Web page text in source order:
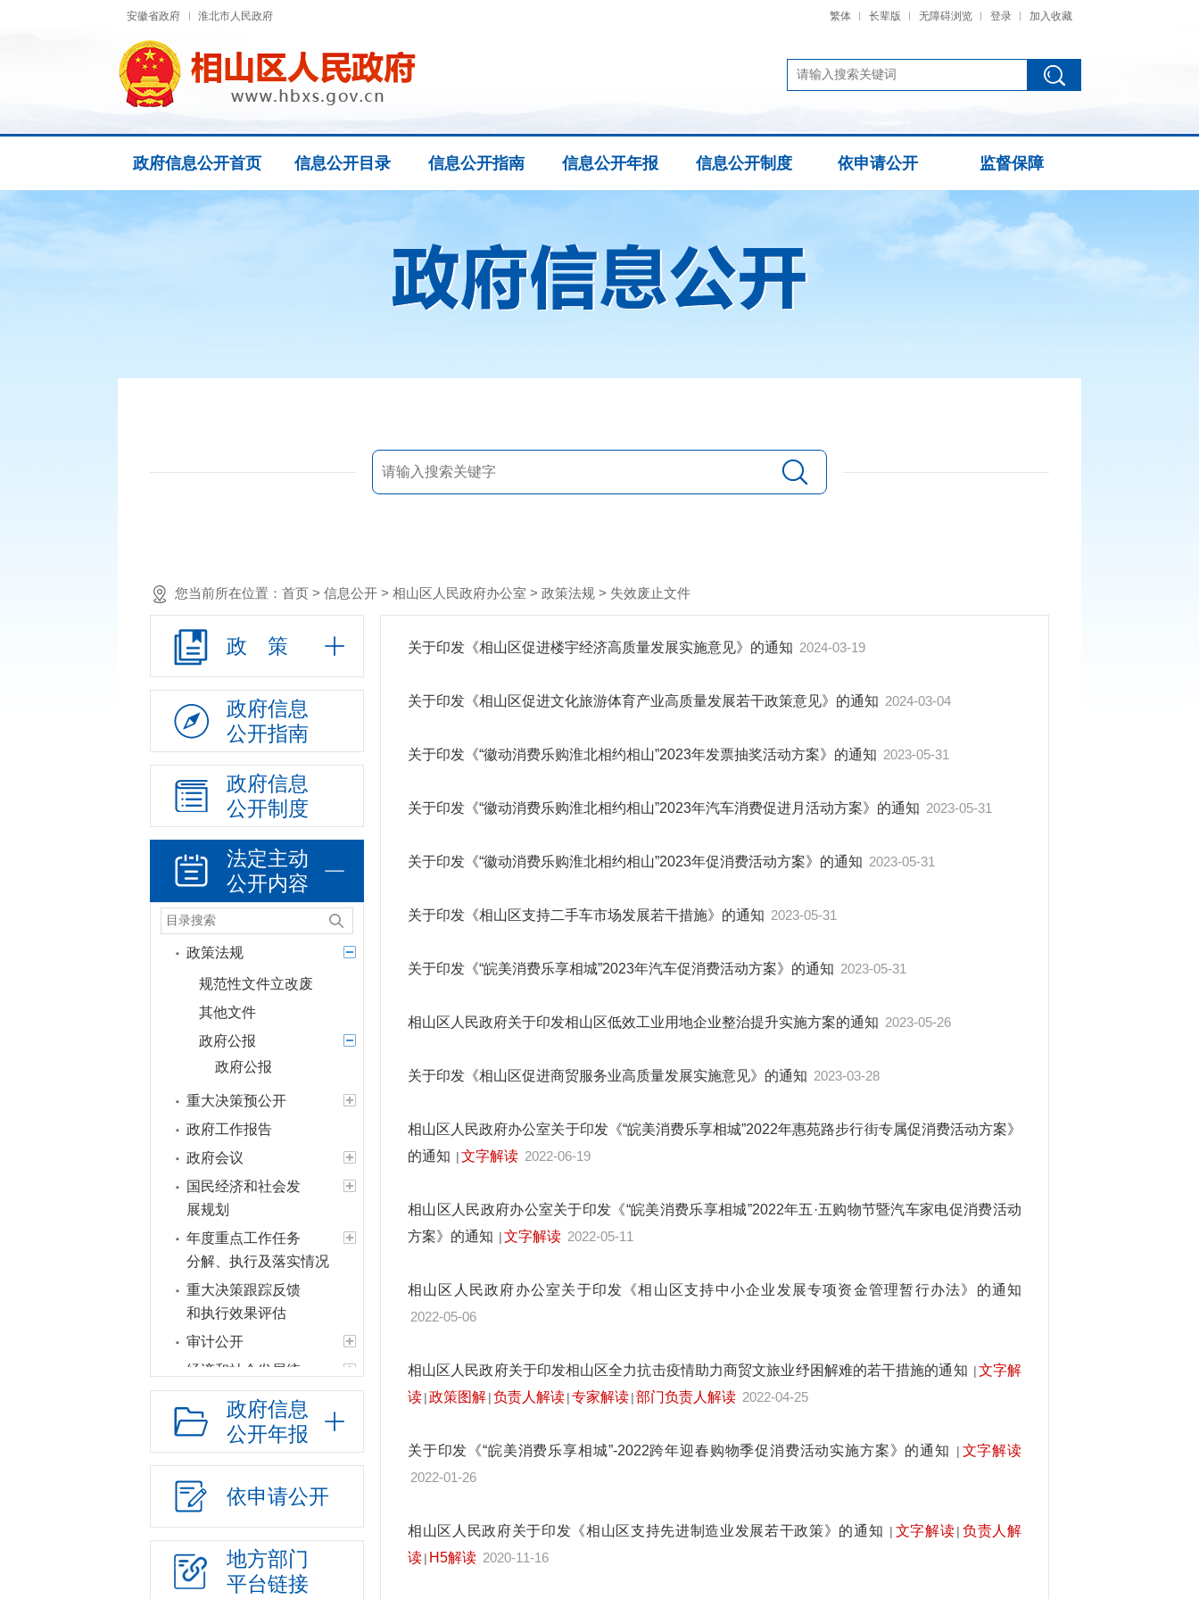
安徽省政府 淮北市人民政府 繁体 长辈版 无障碍浏览 登录 加入收藏
政府信息公开首页 信息公开目录 信息公开指南 信息公开年报 信息公开制度 依申请公开 监督保障
您当前所在位置： 首页 > 信息公开 > 相山区人民政府办公室 > 政策法规 > 失效废止文件
政 策
政府信息
公开指南
政府信息
公开制度
法定主动
公开内容
政策法规
规范性文件立改废
其他文件
政府公报
政府公报
重大决策预公开
政府工作报告
政府会议
国民经济和社会发
展规划
年度重点工作任务
分解、执行及落实情况
重大决策跟踪反馈
和执行效果评估
审计公开
经济和社会发展统
计信息
建议提案办理
政府领导
政府机构
人事信息
应急管理
政府集中采购
政府信息
公开年报
依申请公开
地方部门
平台链接
关于印发《相山区促进楼宇经济高质量发展实施意见》的通知 2024-03-19
关于印发《相山区促进文化旅游体育产业高质量发展若干政策意见》的通知 2024-03-04
关于印发《“徽动消费乐购淮北相约相山”2023年发票抽奖活动方案》的通知 2023-05-31
关于印发《“徽动消费乐购淮北相约相山”2023年汽车消费促进月活动方案》的通知 2023-05-31
关于印发《“徽动消费乐购淮北相约相山”2023年促消费活动方案》的通知 2023-05-31
关于印发《相山区支持二手车市场发展若干措施》的通知 2023-05-31
关于印发《“皖美消费乐享相城”2023年汽车促消费活动方案》的通知 2023-05-31
相山区人民政府关于印发相山区低效工业用地企业整治提升实施方案的通知 2023-05-26
关于印发《相山区促进商贸服务业高质量发展实施意见》的通知 2023-03-28
相山区人民政府办公室关于印发《“皖美消费乐享相城”2022年惠苑路步行街专属促消费活动方案》
的通知 |文字解读 2022-06-19
相山区人民政府办公室关于印发《“皖美消费乐享相城”2022年五·五购物节暨汽车家电促消费活动
方案》的通知 |文字解读 2022-05-11
相山区人民政府办公室关于印发《相山区支持中小企业发展专项资金管理暂行办法》的通知
2022-05-06
相山区人民政府关于印发相山区全力抗击疫情助力商贸文旅业纾困解难的若干措施的通知 |文字解
读|政策图解|负责人解读|专家解读|部门负责人解读 2022-04-25
关于印发《“皖美消费乐享相城”-2022跨年迎春购物季促消费活动实施方案》的通知 | 文字解读
2022-01-26
相山区人民政府关于印发《相山区支持先进制造业发展若干政策》的通知 | 文字解读| 负责人解
读| H5解读 2020-11-16